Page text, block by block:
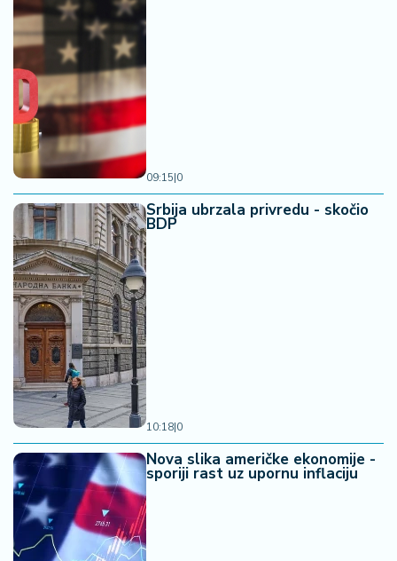
09:15|0
Srbija ubrzala privredu - skočio
BDP
10:18|0
Nova slika američke ekonomije -
sporiji rast uz upornu inflaciju